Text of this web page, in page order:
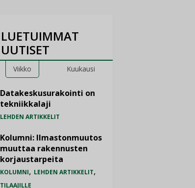
LUETUIMMAT
UUTISET
Viikko Kuukausi
Datakeskusurakointi on
tekniikkalaji
LEHDEN ARTIKKELIT
Kolumni: Ilmastonmuutos
muuttaa rakennusten
korjaustarpeita
KOLUMNI, LEHDEN ARTIKKELIT,
TILAAJILLE